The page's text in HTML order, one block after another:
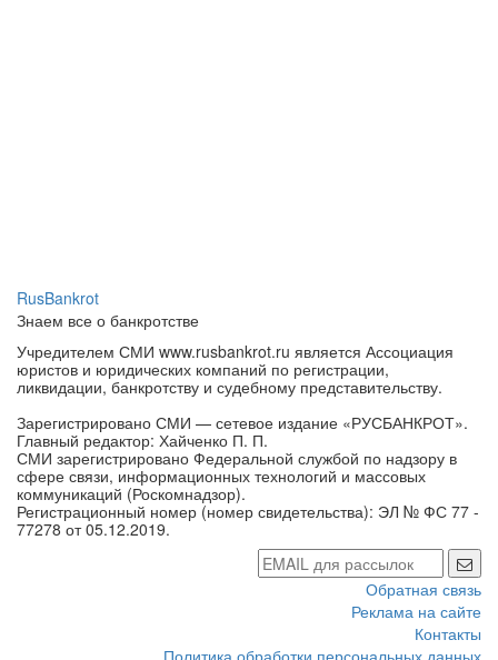
Знаем все о банкротстве
Учредителем СМИ www.rusbankrot.ru является Ассоциация
юристов и юридических компаний по регистрации,
ликвидации, банкротству и судебному представительству.
Зарегистрировано СМИ — сетевое издание «РУСБАНКРОТ».
Главный редактор: Хайченко П. П.
СМИ зарегистрировано Федеральной службой по надзору в
сфере связи, информационных технологий и массовых
коммуникаций (Роскомнадзор).
Регистрационный номер (номер свидетельства): ЭЛ № ФС 77 -
77278 от 05.12.2019.
Обратная связь
Реклама на сайте
Контакты
Политика обработки персональных данных
Политика конфиденциальности